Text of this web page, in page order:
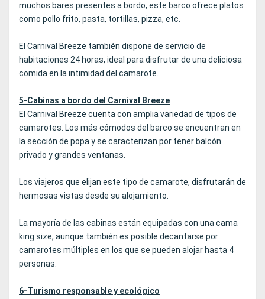
muchos bares presentes a bordo, este barco ofrece platos
como pollo frito, pasta, tortillas, pizza, etc.
El Carnival Breeze también dispone de servicio de
habitaciones 24 horas, ideal para disfrutar de una deliciosa
comida en la intimidad del camarote.
5-Cabinas a bordo del Carnival Breeze
El Carnival Breeze cuenta con amplia variedad de tipos de
camarotes. Los más cómodos del barco se encuentran en
la sección de popa y se caracterizan por tener balcón
privado y grandes ventanas.
Los viajeros que elijan este tipo de camarote, disfrutarán de
hermosas vistas desde su alojamiento.
La mayoría de las cabinas están equipadas con una cama
king size, aunque también es posible decantarse por
camarotes múltiples en los que se pueden alojar hasta 4
personas.
6-Turismo responsable y ecológico